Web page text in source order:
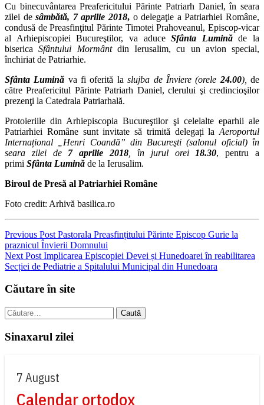
Cu binecuvântarea Preafericitului Părinte Patriarh Daniel, în seara
zilei desâmbătă, 7 aprilie 2018, o delegaţie a Patriarhiei Române,
condusă de Preasfinţitul Părinte Timotei Prahoveanul, Episcop-vicar
al Arhiepiscopiei Bucureştilor, va aduceSfânta Luminăde la
bisericaSfântului Mormântdin Ierusalim, cu un avion special,
închiriat de Patriarhie.
Sfânta Lumină va fi oferită laslujba de Înviere (orele 24.00), de
către Preafericitul Părinte Patriarh Daniel, clerului şi credincioşilor
prezenţi la Catedrala Patriarhală.
Protoieriile din Arhiepiscopia Bucureştilor şi celelalte eparhii ale
Patriarhiei Române sunt invitate să trimită delegați la Aeroportul
Internațional „Henri Coandă” din Bucureşti (salonul oficial) în
seara zilei de 7 aprilie 2018 , în jurul orei 18.30, pentru a
primi Sfânta Lumină de la Ierusalim.
Biroul de Presă al Patriarhiei Române
Foto credit: Arhivă basilica.ro
Navigare
în
articole
Previous Post Pastorala Preasfințitului Părinte Episcop Gurie la
praznicul Învierii Domnului
Next Post Implicarea Episcopiei Devei și Hunedoarei în reabilitarea
Secției de Pediatrie a Spitalului Municipal din Hunedoara
Căutare în site
Caută
după:
Sinaxarul zilei
7 August
Calendar ortodox